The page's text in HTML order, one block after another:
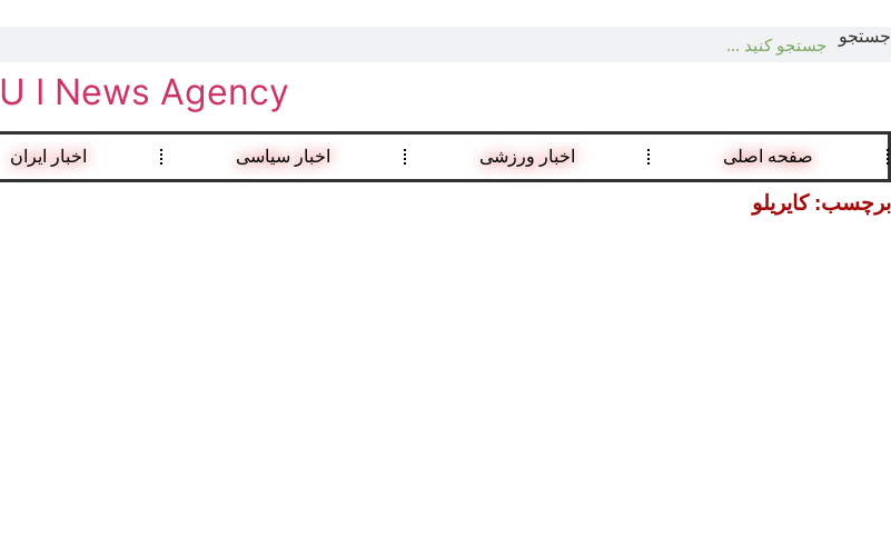
جستجو
U I News Agency
صفحه اصلی اخبار ورزشی اخبار سیاسی اخبار ایران
برچسب: کایریلو